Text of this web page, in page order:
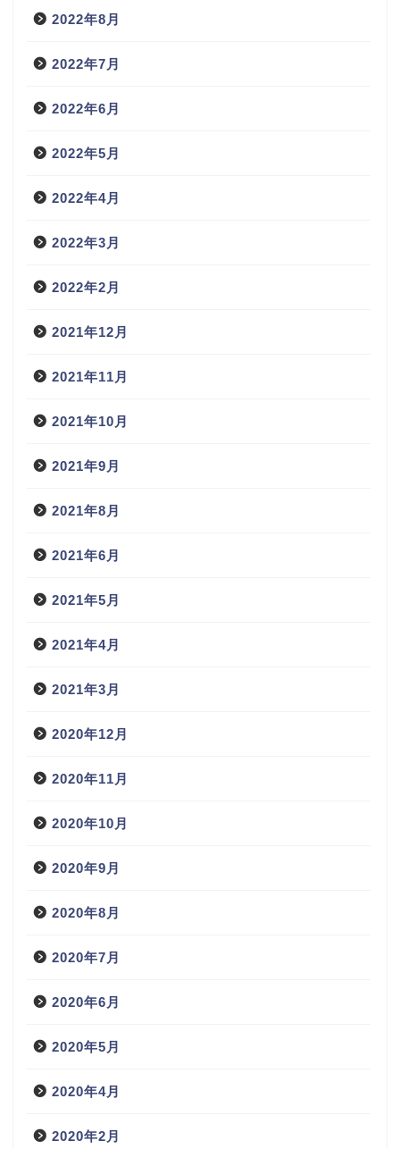
2022年8月
2022年7月
2022年6月
2022年5月
2022年4月
2022年3月
2022年2月
2021年12月
2021年11月
2021年10月
2021年9月
2021年8月
2021年6月
2021年5月
2021年4月
2021年3月
2020年12月
2020年11月
2020年10月
2020年9月
2020年8月
2020年7月
2020年6月
2020年5月
2020年4月
2020年2月